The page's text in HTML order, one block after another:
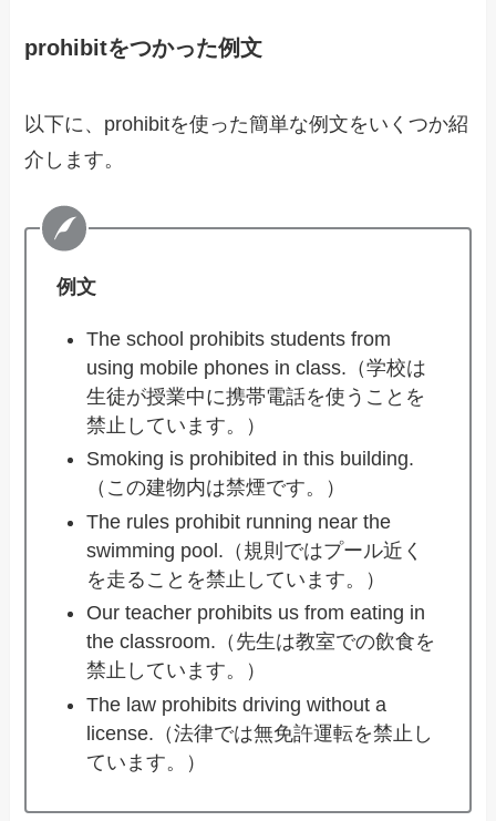
prohibitをつかった例文
以下に、prohibitを使った簡単な例文をいくつか紹
介します。
例文
The school prohibits students from
using mobile phones in class.（学校は
生徒が授業中に携帯電話を使うことを
禁止しています。）
Smoking is prohibited in this building.
（この建物内は禁煙です。）
The rules prohibit running near the
swimming pool.（規則ではプール近く
を走ることを禁止しています。）
Our teacher prohibits us from eating in
the classroom.（先生は教室での飲食を
禁止しています。）
The law prohibits driving without a
license.（法律では無免許運転を禁止し
ています。）